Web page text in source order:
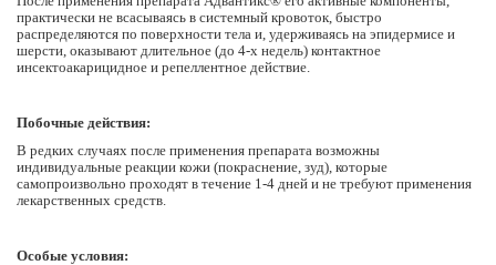
практически не всасываясь в системный кровоток, быстро
распределяются по поверхности тела и, удерживаясь на эпидермисе и
шерсти, оказывают длительное (до 4-х недель) контактное
инсектоакарицидное и репеллентное действие.
Побочные действия:
В редких случаях после применения препарата возможны
индивидуальные реакции кожи (покраснение, зуд), которые
самопроизвольно проходят в течение 1-4 дней и не требуют применения
лекарственных средств.
Особые условия: